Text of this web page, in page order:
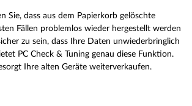
Sie, dass aus dem Papierkorb gelöschte
Fällen problemlos wieder hergestellt werden
zu sein, dass Ihre Daten unwiederbringlich
PC Check & Tuning genau diese Funktion.
Ihre alten Geräte weiterverkaufen.